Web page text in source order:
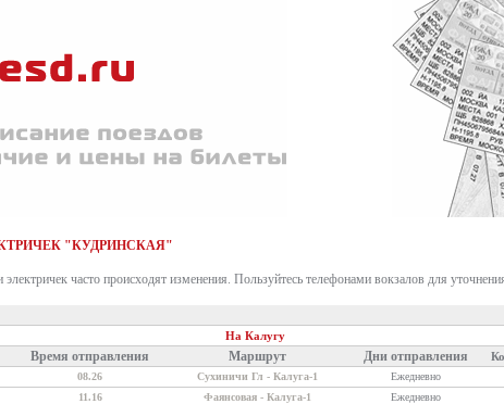
"КУДРИНСКАЯ"
электричек часто происходят изменения. Пользуйтесь телефонами вокзалов для
На Калугу
Время отправления Маршрут Дни отправления
08.26 Сухиничи Гл - Калуга-1
Ежедневно
11.16 Фаянсовая - Калуга-1
Ежедневно